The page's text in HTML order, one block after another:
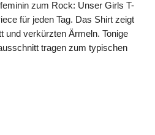
zum Rock: Unser Girls T-
für jeden Tag. Das Shirt zeigt
und verkürzten Ärmeln. Tonige
tragen zum typischen